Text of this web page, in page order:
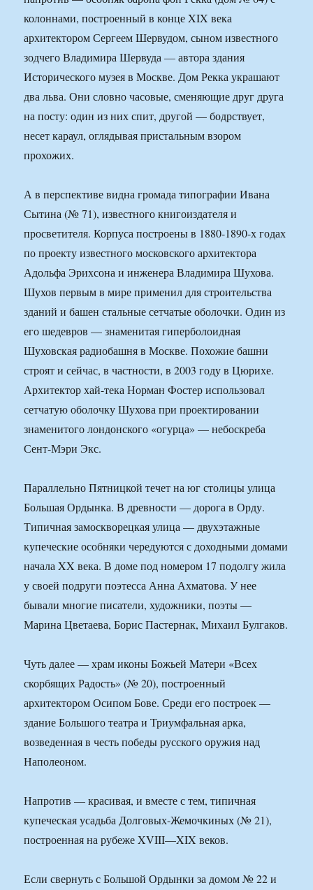
колоннами, построенный в конце XIX века
архитектором Сергеем Шервудом, сыном известного
зодчего Владимира Шервуда — автора здания
Исторического музея в Москве. Дом Рекка украшают
два льва. Они словно часовые, сменяющие друг друга
на посту: один из них спит, другой — бодрствует,
несет караул, оглядывая пристальным взором
прохожих.
А в перспективе видна громада типографии Ивана
Сытина (№ 71), известного книгоиздателя и
просветителя. Корпуса построены в 1880-1890-х годах
по проекту известного московского архитектора
Адольфа Эрихсона и инженера Владимира Шухова.
Шухов первым в мире применил для строительства
зданий и башен стальные сетчатые оболочки. Один из
его шедевров — знаменитая гиперболоидная
Шуховская радиобашня в Москве. Похожие башни
строят и сейчас, в частности, в 2003 году в Цюрихе.
Архитектор хай-тека Норман Фостер использовал
сетчатую оболочку Шухова при проектировании
знаменитого лондонского «огурца» — небоскреба
Сент-Мэри Экс.
Параллельно Пятницкой течет на юг столицы улица
Большая Ордынка. В древности — дорога в Орду.
Типичная замоскворецкая улица — двухэтажные
купеческие особняки чередуются с доходными домами
начала XX века. В доме под номером 17 подолгу жила
у своей подруги поэтесса Анна Ахматова. У нее
бывали многие писатели, художники, поэты —
Марина Цветаева, Борис Пастернак, Михаил Булгаков.
Чуть далее — храм иконы Божьей Матери «Всех
скорбящих Радость» (№ 20), построенный
архитектором Осипом Бове. Среди его построек —
здание Большого театра и Триумфальная арка,
возведенная в честь победы русского оружия над
Наполеоном.
Напротив — красивая, и вместе с тем, типичная
купеческая усадьба Долговых-Жемочкиных (№ 21),
построенная на рубеже XVIII—XIX веков.
Если свернуть с Большой Ордынки за домом № 22 и